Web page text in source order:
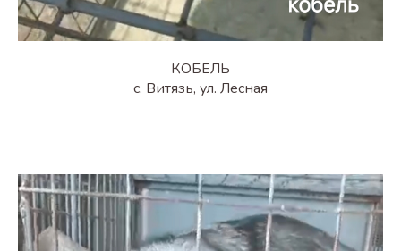
КОБЕЛЬ
с. Витязь, ул. Лесная